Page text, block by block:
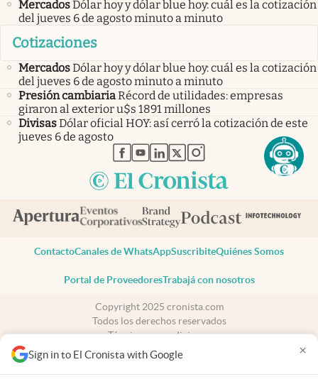
Sign in to El Cronista with Google ×
MercadosDólar hoy y dólar blue hoy: cuál es la cotización
del jueves 6 de agosto minuto a minuto
Cotizaciones
MercadosDólar hoy y dólar blue hoy: cuál es la cotización
del jueves 6 de agosto minuto a minuto
Presión cambiariaRécord de utilidades: empresas
giraron al exterior u$s 1891 millones
DivisasDólar oficial HOY: así cerró la cotización de este
jueves 6 de agosto
abre en nueva pestaña
abre en nueva pestaña
abre en nueva pestaña
abre en nueva pestaña
abre en nueva pestaña
ContactoCanales de WhatsAppSuscribiteQuiénes Somos
Portal de ProveedoresTrabajá con nosotros
Copyright 2025 cronista.com
Todos los derechos reservados
Términos y condiciones
Privacidad
Consentimiento